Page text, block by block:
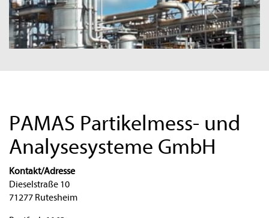
PAMAS Partikelmess- und
Analysesysteme GmbH
Kontakt/Adresse
Dieselstraße 10
71277 Rutesheim